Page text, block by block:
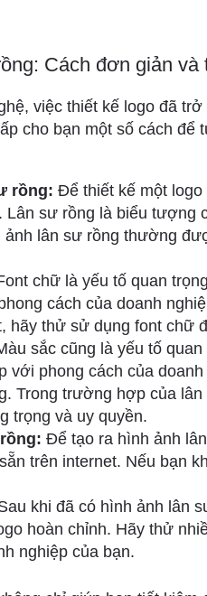
Cách đơn giản và
việc thiết kế logo đã
cho bạn một số cách
rồng: Để thiết kế một
Lân sư rồng là biểu tượng
lân sư rồng thường
chữ là yếu tố quan
cách của doanh
hãy thử sử dụng font chữ
sắc cũng là yếu tố
với phong cách của
Trong trường hợp của
trọng và uy quyền.
Để tạo ra hình ảnh
trên internet. Nếu bạn
khi đã có hình ảnh lân
hoàn chỉnh. Hãy thử
nghiệp của bạn.